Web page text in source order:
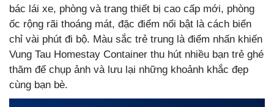
bác lái xe, phòng và trang thiết bị cao cấp mới, phòng
ốc rộng rãi thoáng mát, đặc điểm nổi bật là cách biển
chỉ vài phút đi bộ. Màu sắc trẻ trung là điểm nhấn khiến
Vung Tau Homestay Container thu hút nhiều bạn trẻ ghé
thăm để chụp ảnh và lưu lại những khoảnh khắc đẹp
cùng bạn bè.